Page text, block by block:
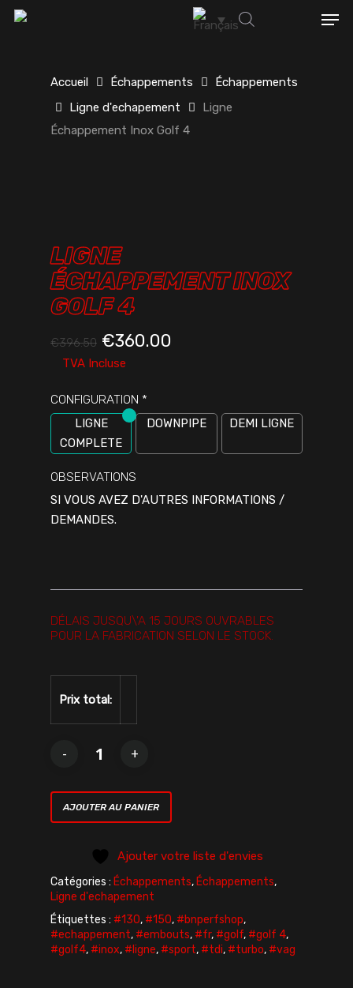
Skip
Accueil Échappements
Échappements
Ligne d'echapement
Ligne
Échappement Inox Golf 4
LIGNE
ÉCHAPPEMENT INOX
GOLF 4
€396.50 €360.00
TVA Incluse
CONFIGURATION *
LIGNE
COMPLETE
DOWNPIPE DEMI LIGNE
OBSERVATIONS
SI VOUS AVEZ D'AUTRES INFORMATIONS /
DEMANDES.
DÉLAIS JUSQU\'A 15 JOURS OUVRABLES
POUR LA FABRICATION SELON LE STOCK.
Prix total:
AJOUTER AU PANIER
Ajouter votre liste d'envies
Catégories : Échappements, Échappements,
Ligne d'echapement
Étiquettes : #130, #150, #bnperfshop,
#echappement, #embouts, #fr, #golf, #golf 4,
#golf4, #inox, #ligne, #sport, #tdi, #turbo, #vag